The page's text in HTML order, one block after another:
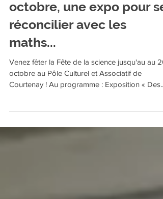
8 oct. 2021
Courtenay - Jusqu'au 20
octobre, une expo pour se
réconcilier avec les
maths...
octobre au Pôle Culturel et Associatif de
Courtenay ! Au programme : Exposition « Des...